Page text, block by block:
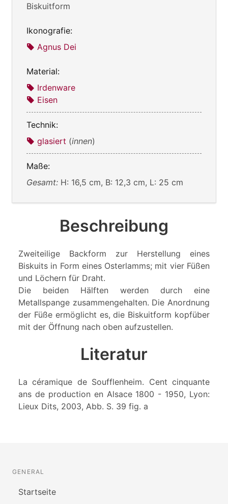
Biskuitform
Ikonografie:
Agnus Dei
Material:
Irdenware
Eisen
Technik:
glasiert (innen)
Maße:
Gesamt: H: 16,5 cm, B: 12,3 cm, L: 25 cm
Beschreibung
Zweiteilige Backform zur Herstellung eines
Biskuits in Form eines Osterlamms; mit vier Füßen
und Löchern für Draht.
Die beiden Hälften werden durch eine
Metallspange zusammengehalten. Die Anordnung
der Füße ermöglicht es, die Biskuitform kopfüber
mit der Öffnung nach oben aufzustellen.
Literatur
La céramique de Soufflenheim. Cent cinquante
ans de production en Alsace 1800 - 1950, Lyon:
Lieux Dits, 2003, Abb. S. 39 fig. a
GENERAL
Startseite